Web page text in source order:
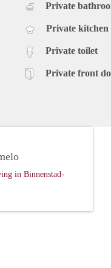
Private
Private kitchen
Private toilet
Private front
in Binnenstad-